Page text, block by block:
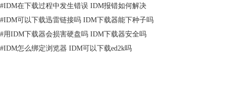
3.点击“防火墙和网络保护”，如下图所示。
#IDM在下载过程中发生错误 IDM报错如何解决
#IDM可以下载迅雷链接吗 IDM下载器能下种子吗
#用IDM下载器会损害硬盘吗 IDM下载器安全吗
#IDM怎么绑定浏览器 IDM可以下载ed2k吗